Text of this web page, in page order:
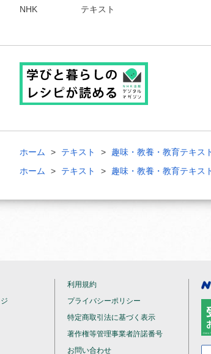
NHK
テキスト
ホーム テキスト
趣味・教養・教育テキス
ホーム
テキスト 趣味・教養・教育テキス
利用規約
プライバシーポリシー
特定商取引法に基づく表示
著作権等管理事業者許諾番号
お問い合わせ